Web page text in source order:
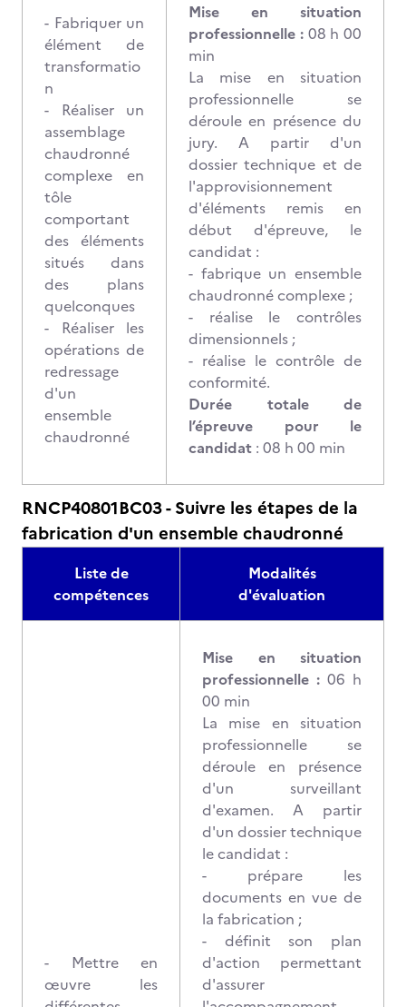
- Fabriquer un
élément de
transformatio
n
- Réaliser un
assemblage
chaudronné
complexe en
tôle
comportant
des éléments
situés dans
des plans
quelconques
- Réaliser les
opérations de
redressage
d'un
ensemble
chaudronné
Mise en situation
professionnelle : 08 h 00
min
La mise en situation
professionnelle se
déroule en présence du
jury. A partir d'un
dossier technique et de
l'approvisionnement
d'éléments remis en
début d'épreuve, le
candidat :
- fabrique un ensemble
chaudronné complexe ;
- réalise le contrôles
dimensionnels ;
- réalise le contrôle de
conformité.
Durée totale de
l’épreuve pour le
candidat : 08 h 00 min
RNCP40801BC03 - Suivre les étapes de la
fabrication d'un ensemble chaudronné
Liste de
compétences
Modalités
d'évaluation
- Mettre en
œuvre les
Mise en situation
professionnelle : 06 h
00 min
La mise en situation
professionnelle se
déroule en présence
d'un surveillant
d'examen. A partir
d'un dossier technique
le candidat :
- prépare les
documents en vue de
la fabrication ;
- définit son plan
d'action permettant
d'assurer